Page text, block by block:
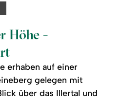
Höhe -
erhaben auf einer
gelegen mit
über das Illertal und